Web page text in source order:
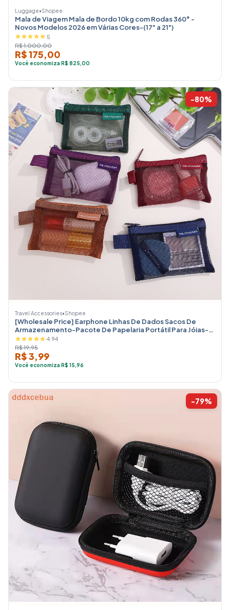
Luggage•Shopee
Mala de Viagem Mala de Bordo 10kg com Rodas 360° -
Novos Modelos 2026 em Várias Cores-(17" a 21")
5
R$ 1.000,00
R$ 175,00
Você economiza R$ 825,00
-80%
Travel Accessories•Shopee
[Wholesale Price] Earphone Linhas De Dados Sacos De
Armazenamento-Pacote De Papelaria Portátil Para Jóias-
Bolsa Cosméticos De Fios De Malha De Itens De Viagem
4.94
R$ 19,95
R$ 3,99
Você economiza R$ 15,96
-79%